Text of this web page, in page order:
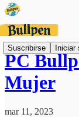
Suscribirse Iniciar
PC
Mujer
mar 11, 2023